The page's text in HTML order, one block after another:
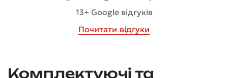
13+ Google відгуків
Почитати відгуки
Комплектуючі та